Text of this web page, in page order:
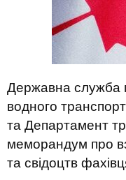
Державна служба
водного
та Департамент
меморандум про
та свідоцтв